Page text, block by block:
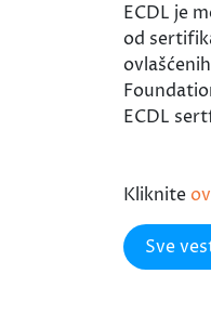
ECDL je
od
ECDL
Kliknite
Sve